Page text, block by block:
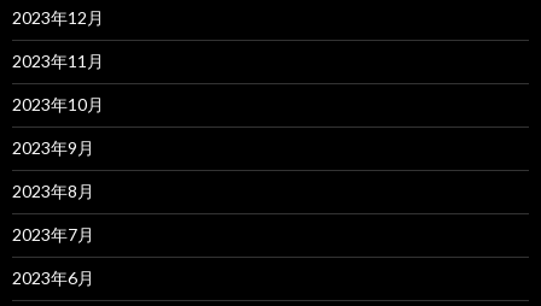
2023年12月
2023年11月
2023年10月
2023年9月
2023年8月
2023年7月
2023年6月